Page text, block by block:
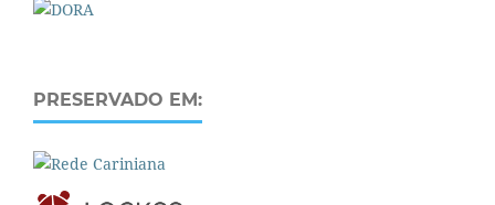
PRESERVADO EM: